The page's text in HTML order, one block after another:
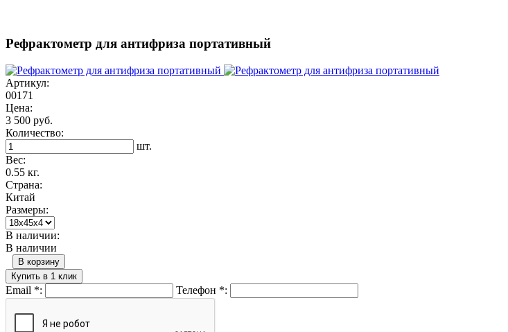
Рефрактометр для антифриза портативный
Артикул:
00171
Цена:
3 500 руб.
Количество:
шт.
Вес:
0.55 кг.
Страна:
Китай
Размеры:
В наличии:
В наличии
В корзину
Купить в 1 клик
Email *: Телефон *: